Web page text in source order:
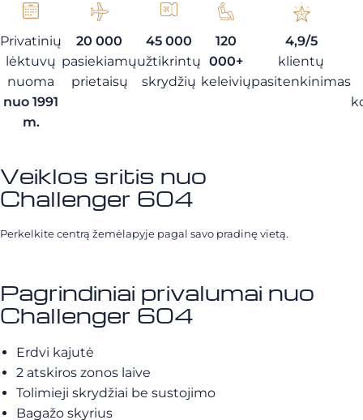
Privatinių
lėktuvų
nuoma
nuo 1991
m.
20 000
pasiekiamų
prietaisų
45 000
užtikrintų
skrydžių
120
000+
keleivių
4,9/5
klientų
pasitenkinimas
Veiklos sritis nuo
Challenger 604
Perkelkite centrą žemėlapyje pagal savo pradinę vietą.
Pagrindiniai privalumai nuo
Challenger 604
Erdvi kajutė
2 atskiros zonos laive
Tolimieji skrydžiai be sustojimo
Bagažo skyrius